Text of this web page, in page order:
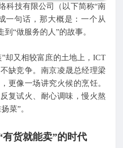
科技有限公司（以下简称“南
一句话，那大概是：一个从
“做服务的人”的故事。
却又相较富庶的土地上，ICT
缺竞争。南京凌晟总经理梁
更像一场讲究火候的烹饪。
复试火、耐心调味，慢火熬
菜”。
货就能卖”的时代